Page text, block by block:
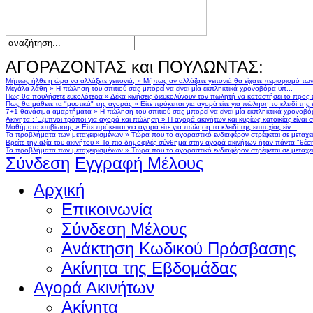
ΑΓΟΡΑΖΟΝΤΑΣ και ΠΟΥΛΩΝΤΑΣ:
Μήπως ήλθε η ώρα να αλλάξετε γειτονιά; » Μήπως αν αλλάζατε γειτονιά θα είχατε περιορισμό
Μεγάλα λάθη » Η πώληση του σπιτιού σας μπορεί να είναι μία εκπληκτικά χρονοβόρα υπ...
Πως θα πουλήσετε ευκολότερα » Δέκα κινήσεις διευκολύνουν τον πωλητή να καταστήσει το
Πως θα μάθετε τα "μυστικά" της αγοράς » Είτε πρόκειται για αγορά είτε για πώληση το κλειδί της
7+1 θανάσιμα αμαρτήματα » Η πώληση του σπιτιού σας μπορεί να είναι μία εκπληκτικά
Ακινητα : Έξυπνοι τρόποι για αγορά και πώληση » Η αγορά ακινήτων και κυρίως κατοικίας
Μαθήματα επιβίωσης » Είτε πρόκειται για αγορά είτε για πώληση το κλειδί της επιτυχίας είν...
Τα προβλήματα των μεταχειρισμένων » Τώρα που το αγοραστικό ενδιαφέρον στρέφεται σε
Βρείτε την αξία του ακινήτου » Το πιο δημοφιλές σύνθημα στην αγορά ακινήτων ήταν πάντα
Τα προβλήματα των μεταχειρισμένων » Τώρα που το αγοραστικό ενδιαφέρον στρέφεται σε
Σύνδεση Εγγραφή Μέλους
Αρχική
Επικοινωνία
Σύνδεση Μέλους
Ανάκτηση Κωδικού Πρόσβασης
Ακίνητα της Εβδομάδας
Αγορά Ακινήτων
Ακίνητα